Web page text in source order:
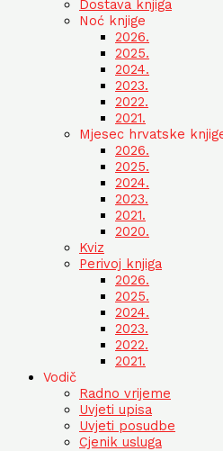
Dostava knjiga
Noć knjige
2026.
2025.
2024.
2023.
2022.
2021.
Mjesec hrvatske
2026.
2025.
2024.
2023.
2021.
2020.
Kviz
Perivoj knjiga
2026.
2025.
2024.
2023.
2022.
2021.
Vodič
Radno vrijeme
Uvjeti upisa
Uvjeti posudbe
Cjenik usluga